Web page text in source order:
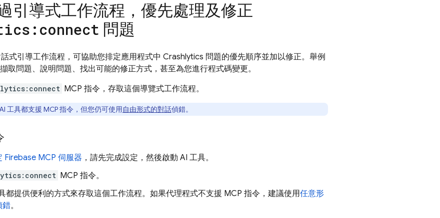
引導式工作流程，優先處理及修正
問題
式引導工作流程，可協助您排定應用程式中 Crashlytics 問題的優先順序並加以修正。舉例
取問題、說明問題、找出可能的修正方式，甚至為您進行程式碼變更。
MCP 指令，存取這個導覽式工作流程。
工具都支援 MCP 指令，但您仍可使用自由形式的對話偵錯。
Firebase MCP 伺服器 ，請先完成設定，然後啟動 AI 工具。
MCP 指令。
都提供便利的方式來存取這個工作流程。如果代理程式不支援 MCP 指令，建議使用任意形
錯。